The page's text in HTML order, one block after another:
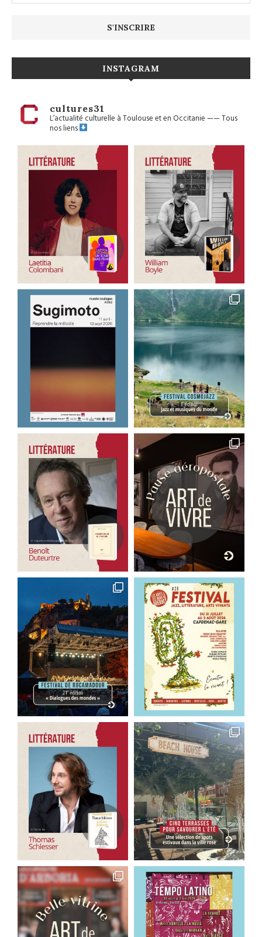
INSTAGRAM
cultures31
L’actualité culturelle à Toulouse et en Occitanie——Tous
nos liens